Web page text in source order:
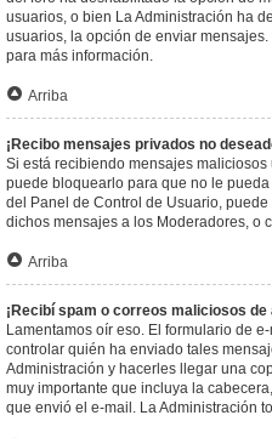
usuarios, o bien La Administración ha
usuarios, la opción de enviar
para más información.
Arriba
¡Recibo mensajes privados no
Si está recibiendo mensajes
puede bloquearlo para que no le
del Panel de Control de Usuario,
dichos mensajes a los Moderadores, o
Arriba
¡Recibí spam o correos maliciosos
Lamentamos oír eso. El formulario de
controlar quién ha enviado tales
Administración y hacerles llegar una
muy importante que incluya la
que envió el e-mail. La Administración